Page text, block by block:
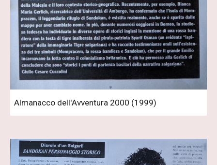
Almanacco dell'Avventura 2000 (1999)